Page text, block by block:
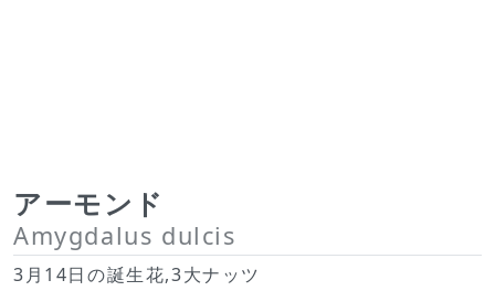
アーモンド
Amygdalus dulcis
3月14日の誕生花,3大ナッツ